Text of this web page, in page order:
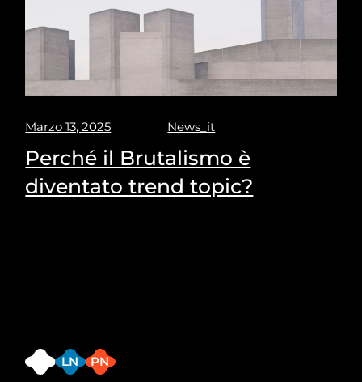
Marzo 13, 2025 News_it
Perché il Brutalismo è
diventato trend topic?
FB LN PN